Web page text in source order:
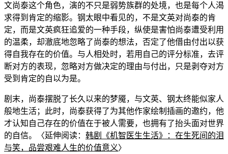
文尚泰这个角色，演的不只是弱势族群的处境，也是每个人渴
求得到肯定的缩影。钢太眼中看见的，不是文英对尚泰的肯
定，而是文英疯狂追爱的一种手段，纵使是害怕尚泰遭受利用
的温柔，却澈底地忽略了尚泰的想法，否定了他借由付出以获
得自我存在的价值。与人相处时，若用自己的评分标准，去评
断对方的表现，忽略对方做决定的理由与付出，只是剥夺对方
受到肯定的自以为是。
剧末，尚泰摆脱了长久以来的梦魇，与文英、钢太终能似家人
般地生活；此时，尚泰获得了为其他作家绘制插画的邀约，他
才认知自己存在的价值在于被人需要，也拥有了抬头面对世界
的自信。〈延伸阅读： 韩剧《机智医生生活》：在生死间的泪
与笑，品尝艰难人生的价值意义〉